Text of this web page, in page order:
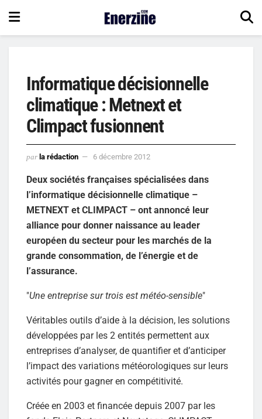
Informatique décisionnelle
climatique : Metnext et
Climpact fusionnent
par la rédaction 6 décembre 2012
Deux sociétés françaises spécialisées dans
l’informatique décisionnelle climatique –
METNEXT et CLIMPACT – ont annoncé leur
alliance pour donner naissance au leader
européen du secteur pour les marchés de la
grande consommation, de l’énergie et de
l’assurance.
"Une entreprise sur trois est météo-sensible"
Véritables outils d’aide à la décision, les solutions
développées par les 2 entités permettent aux
entreprises d’analyser, de quantifier et d’anticiper
l’impact des variations météorologiques sur leurs
activités pour gagner en compétitivité.
Créée en 2003 et financée depuis 2007 par les